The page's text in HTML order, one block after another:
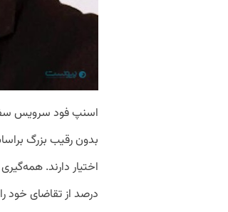
اسنپ‌ فود سرویس
درصد از تقاضای